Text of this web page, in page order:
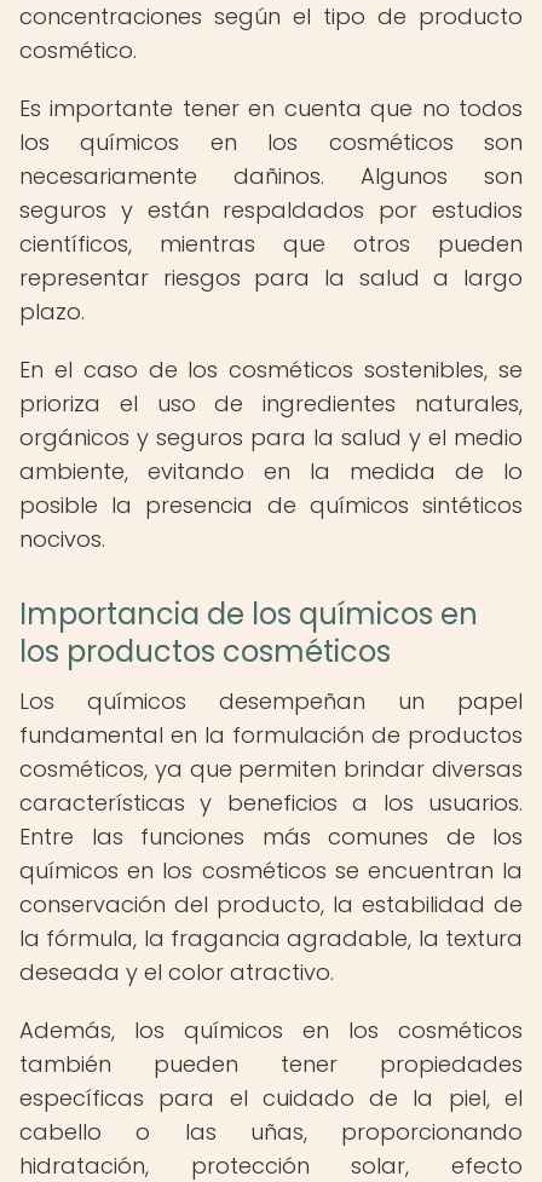
concentraciones según el tipo de producto
cosmético.
Es importante tener en cuenta que no todos
los químicos en los cosméticos son
necesariamente dañinos. Algunos son
seguros y están respaldados por estudios
científicos, mientras que otros pueden
representar riesgos para la salud a largo
plazo.
En el caso de los cosméticos sostenibles, se
prioriza el uso de ingredientes naturales,
orgánicos y seguros para la salud y el medio
ambiente, evitando en la medida de lo
posible la presencia de químicos sintéticos
nocivos.
Importancia de los químicos en
los productos cosméticos
Los químicos desempeñan un papel
fundamental en la formulación de productos
cosméticos, ya que permiten brindar diversas
características y beneficios a los usuarios.
Entre las funciones más comunes de los
químicos en los cosméticos se encuentran la
conservación del producto, la estabilidad de
la fórmula, la fragancia agradable, la textura
deseada y el color atractivo.
Además, los químicos en los cosméticos
también pueden tener propiedades
específicas para el cuidado de la piel, el
cabello o las uñas, proporcionando
hidratación, protección solar, efecto